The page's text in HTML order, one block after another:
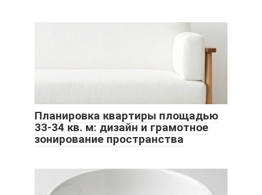
Планировка квартиры площадью
33-34 кв. м: дизайн и грамотное
зонирование пространства